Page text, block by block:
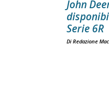
John
Serie 6R
Di Redazione